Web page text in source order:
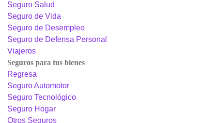
Seguro Salud
Seguro de Vida
Seguro de Desempleo
Seguro de Defensa Personal
Viajeros
Seguros para tus bienes
Regresa
Seguro Automotor
Seguro Tecnológico
Seguro Hogar
Otros Seguros